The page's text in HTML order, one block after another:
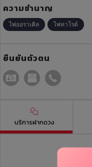
ความชำนาญ
ไพ่ออราเคิล ไพ่ทาโรต์
ยืนยันตัวตน
บริการฝากดวง